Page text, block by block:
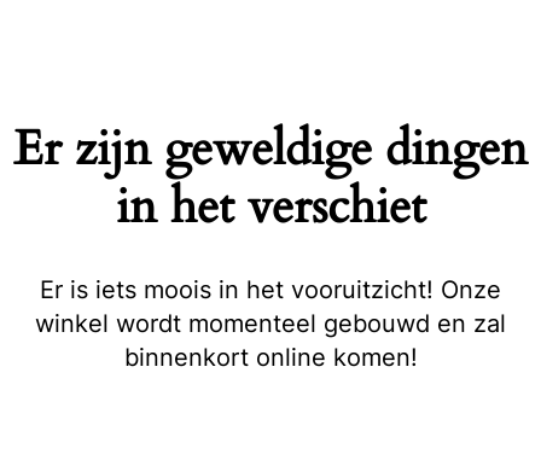
Er zijn geweldige dingen
in het verschiet
Er is iets moois in het vooruitzicht! Onze
winkel wordt momenteel gebouwd en zal
binnenkort online komen!